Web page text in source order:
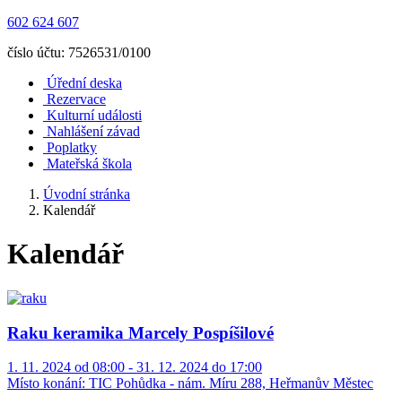
602 624 607
číslo účtu: 7526531/0100
Úřední deska
Rezervace
Kulturní události
Nahlášení závad
Poplatky
Mateřská škola
Úvodní stránka
Kalendář
Kalendář
Raku keramika Marcely Pospíšilové
1. 11. 2024 od 08:00 - 31. 12. 2024 do 17:00
Místo konání: TIC Pohůdka - nám. Míru 288, Heřmanův Městec